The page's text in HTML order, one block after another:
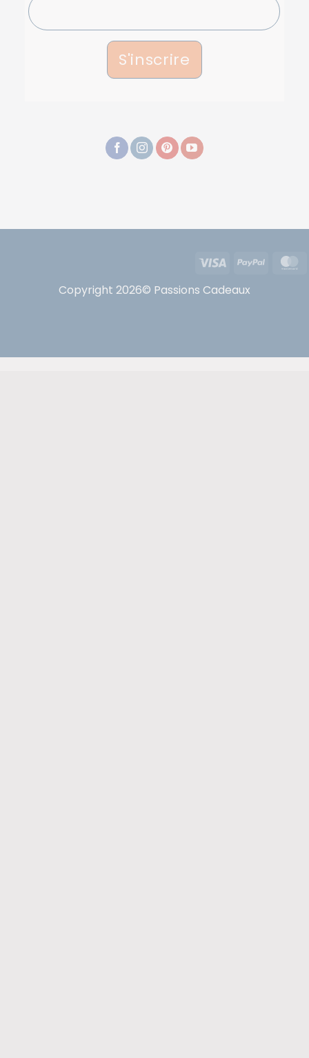
S'inscrire
Copyright 2026© Passions Cadeaux
Visa PayPal